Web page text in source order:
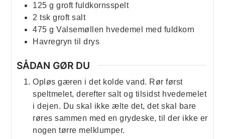
125 g groft fuldkornsspelt
2 tsk groft salt
475 g Valsemøllen hvedemel med fuldkorn
Havregryn til drys
SÅDAN GØR DU
Opløs gæren i det kolde vand. Rør først
speltmelet, derefter salt og tilsidst hvedemelet
i dejen. Du skal ikke ælte det, det skal bare
røres sammen med en grydeske, til der ikke er
nogen tørre melklumper.